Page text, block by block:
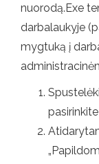
nuorodą.Exe
darbalaukyje
mygtuką į